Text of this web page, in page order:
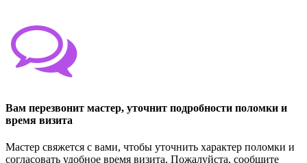
Вам перезвонит мастер, уточнит подробности поломки и
время визита
Мастер свяжется с вами, чтобы уточнить характер поломки и
согласовать удобное время визита. Пожалуйста, сообщите